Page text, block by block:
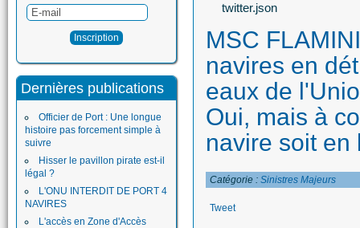
Dernières publications
Officier de Port : Une longue
histoire pas forcement simple à
suivre
Hisser le pavillon pirate est-il
légal ?
L'ONU INTERDIT DE PORT 4
NAVIRES
L'accès en Zone d'Accès
twitter.json
MSC
navires en
eaux de
Oui, mais à
navire soit en
Catégorie : Sinistres Majeurs
Tweet